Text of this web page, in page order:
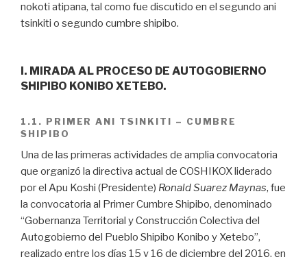
nokoti atipana, tal como fue discutido en el segundo ani
tsinkiti o segundo cumbre shipibo.
I. MIRADA AL PROCESO DE AUTOGOBIERNO
SHIPIBO KONIBO XETEBO.
1.1. PRIMER ANI TSINKITI – CUMBRE
SHIPIBO
Una de las primeras actividades de amplia convocatoria
que organizó la directiva actual de COSHIKOX liderado
por el Apu Koshi (Presidente) Ronald Suarez Maynas, fue
la convocatoria al Primer Cumbre Shipibo, denominado
“Gobernanza Territorial y Construcción Colectiva del
Autogobierno del Pueblo Shipibo Konibo y Xetebo”,
realizado entre los días 15 y 16 de diciembre del 2016, en